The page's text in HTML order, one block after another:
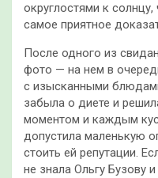
округлостями к
самое приятное
После одного из
фото — на нем в
с изысканными
забыла о диете и
моментом и каждым
допустила маленькую
стоить ей репутации.
не знала Ольгу Бузову